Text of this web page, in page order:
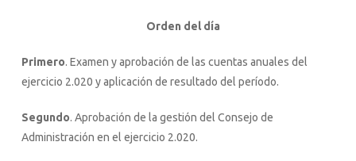
Orden del día
Primero. Examen y aprobación de las cuentas anuales del
ejercicio 2.020 y aplicación de resultado del período.
Segundo. Aprobación de la gestión del Consejo de
Administración en el ejercicio 2.020.